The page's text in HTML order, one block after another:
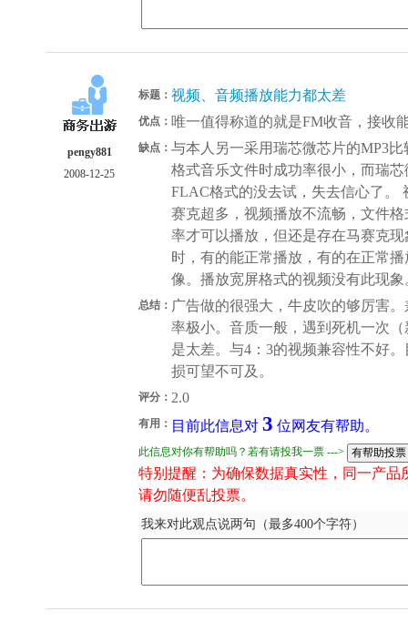
pengy881
2008-12-25
标题： 视频、音频播放能力都太差
优点： 唯一值得称道的就是FM收音，接收
缺点： 与本人另一采用瑞芯微芯片的MP3
格式音乐文件时成功率很小，而瑞
FLAC格式的没去试，失去信心了。
赛克超多，视频播放不流畅，文件
率才可以播放，但还是存在马赛克
时，有的能正常播放，有的在正常
像。播放宽屏格式的视频没有此现象
总结： 广告做的很强大，牛皮吹的够厉害
率极小。音质一般，遇到死机一次
是太差。与4：3的视频兼容性不好
损可望不可及。
评分： 2.0
有用： 目前此信息对 3 位网友有帮助。
此信息对你有帮助吗？若有请投我一票 --->
特别提醒：为确保数据真实性，同一产
请勿随便乱投票。
我来对此观点说两句（最多400个字符）